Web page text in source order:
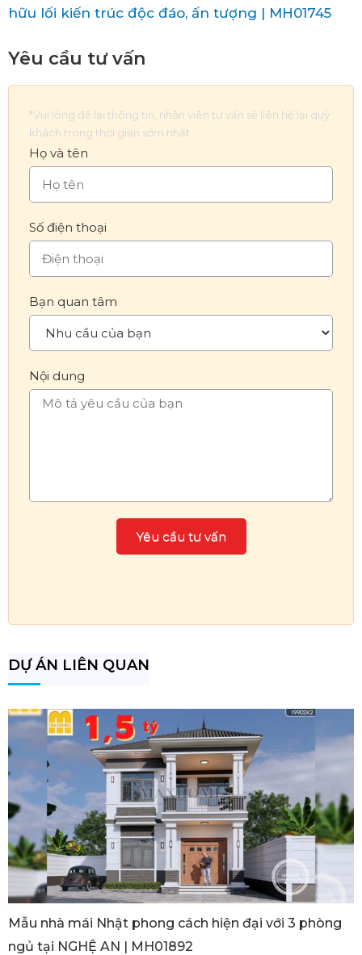
hữu lối kiến trúc độc đáo, ấn tượng | MH01745
Yêu cầu tư vấn
*Vui lòng để lại thông tin, nhân viên tư vấn sẽ liên hệ lại quý
khách trong thời gian sớm nhất
Họ và tên
Số điện thoại
Bạn quan tâm
Nội dung
DỰ ÁN LIÊN QUAN
Mẫu nhà mái Nhật phong cách hiện đại với 3 phòng
ngủ tại NGHỆ AN | MH01892